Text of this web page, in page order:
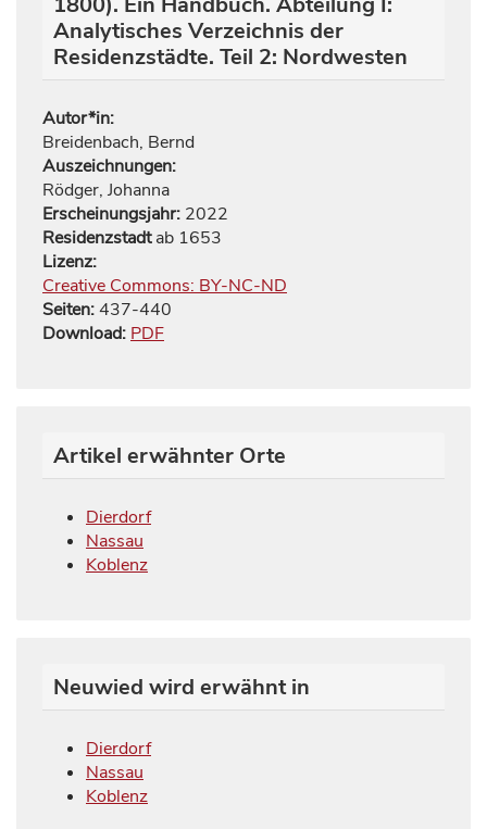
Analytisches Verzeichnis der
Residenzstädte. Teil 2: Nordwesten
Autor*in:
Breidenbach, Bernd
Auszeichnungen:
Rödger, Johanna
Erscheinungsjahr: 2022
Residenzstadtab 1653
Lizenz:
Creative Commons: BY-NC-ND
Seiten:437-440
Download: PDF
Artikel erwähnter Orte
Dierdorf
Nassau
Koblenz
Neuwied wird erwähnt in
Dierdorf
Nassau
Koblenz